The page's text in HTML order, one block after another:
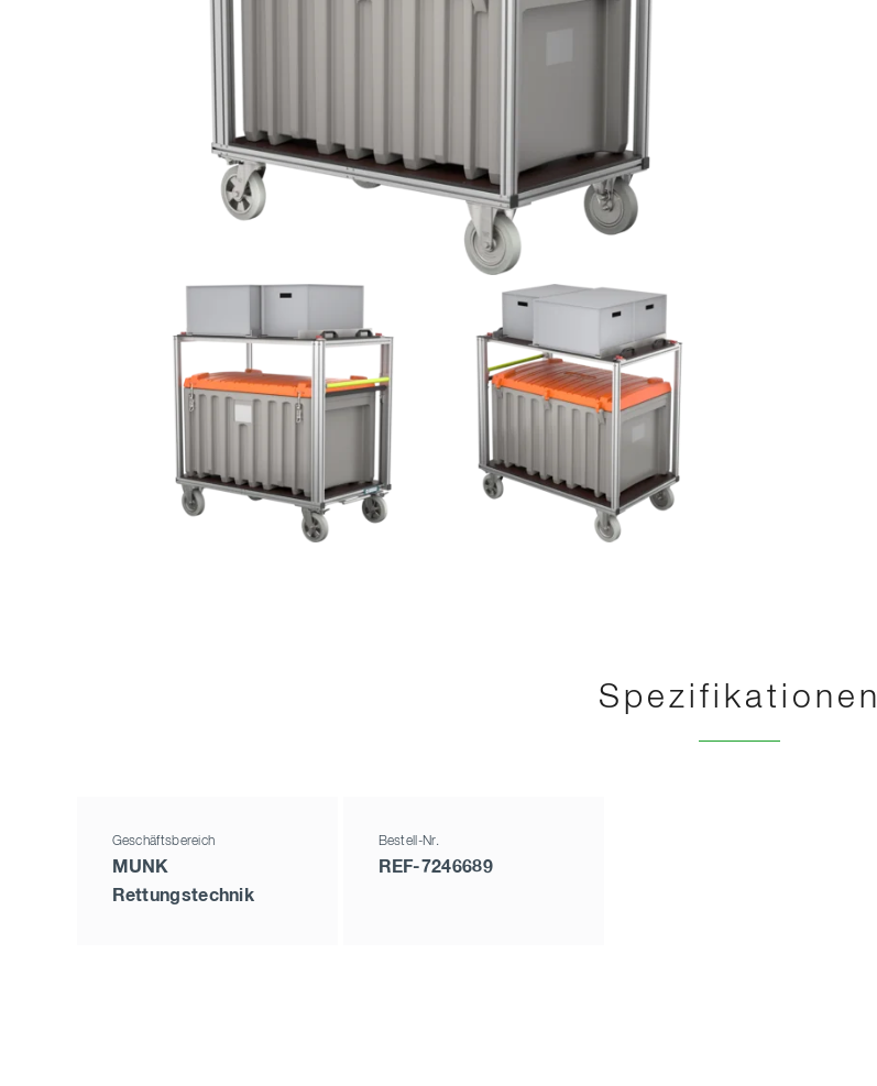
Spezifikationen
Geschäftsbereich
MUNK
Rettungstechnik
Bestell-Nr.
REF-7246689